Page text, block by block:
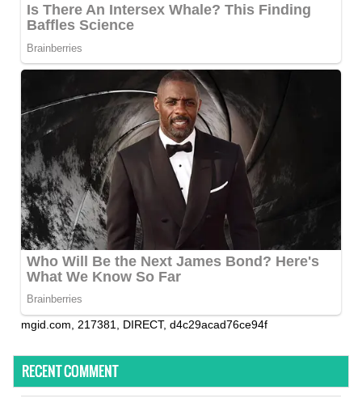
mgid.com, 217381, DIRECT, d4c29acad76ce94f
RECENT COMMENT